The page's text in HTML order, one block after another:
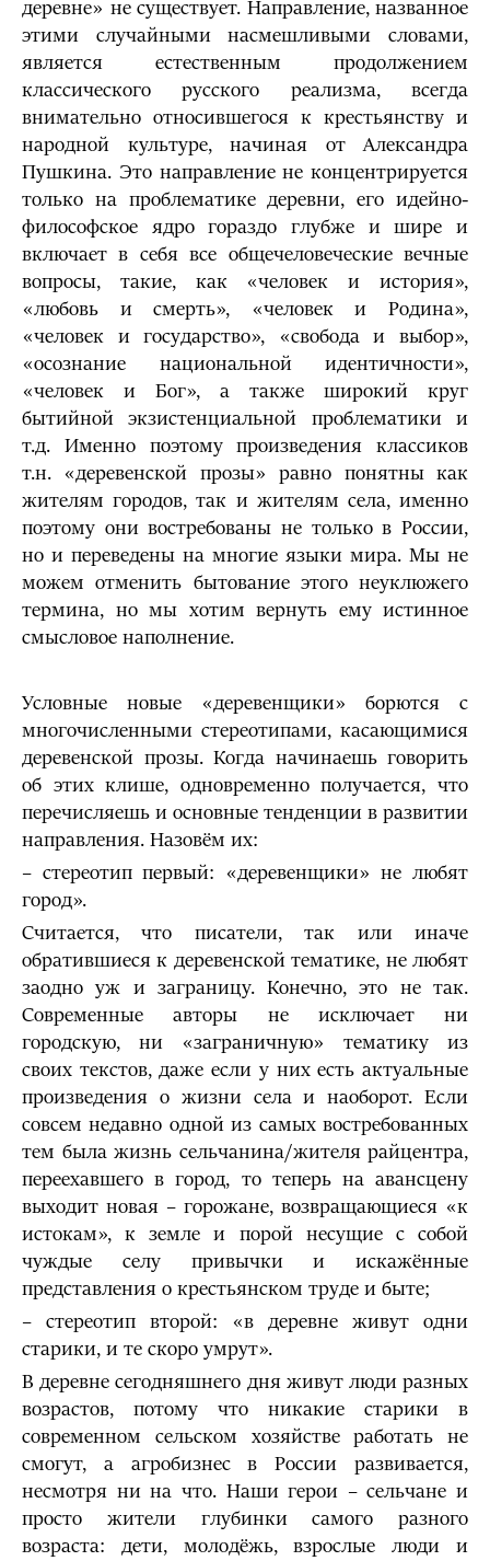
деревне» не существует. Направление, названное
этими случайными насмешливыми словами,
является естественным продолжением
классического русского реализма, всегда
внимательно относившегося к крестьянству и
народной культуре, начиная от Александра
Пушкина. Это направление не концентрируется
только на проблематике деревни, его идейно-
философское ядро гораздо глубже и шире и
включает в себя все общечеловеческие вечные
вопросы, такие, как «человек и история»,
«любовь и смерть», «человек и Родина»,
«человек и государство», «свобода и выбор»,
«осознание национальной идентичности»,
«человек и Бог», а также широкий круг
бытийной экзистенциальной проблематики и
т.д. Именно поэтому произведения классиков
т.н. «деревенской прозы» равно понятны как
жителям городов, так и жителям села, именно
поэтому они востребованы не только в России,
но и переведены на многие языки мира. Мы не
можем отменить бытование этого неуклюжего
термина, но мы хотим вернуть ему истинное
смысловое наполнение.
Условные новые «деревенщики» борются с
многочисленными стереотипами, касающимися
деревенской прозы. Когда начинаешь говорить
об этих клише, одновременно получается, что
перечисляешь и основные тенденции в развитии
направления. Назовём их:
– стереотип первый: «деревенщики» не любят
город».
Считается, что писатели, так или иначе
обратившиеся к деревенской тематике, не любят
заодно уж и заграницу. Конечно, это не так.
Современные авторы не исключает ни
городскую, ни «заграничную» тематику из
своих текстов, даже если у них есть актуальные
произведения о жизни села и наоборот. Если
совсем недавно одной из самых востребованных
тем была жизнь сельчанина/жителя райцентра,
переехавшего в город, то теперь на авансцену
выходит новая – горожане, возвращающиеся «к
истокам», к земле и порой несущие с собой
чуждые селу привычки и искажённые
представления о крестьянском труде и быте;
– стереотип второй: «в деревне живут одни
старики, и те скоро умрут».
В деревне сегодняшнего дня живут люди разных
возрастов, потому что никакие старики в
современном сельском хозяйстве работать не
смогут, а агробизнес в России развивается,
несмотря ни на что. Наши герои – сельчане и
просто жители глубинки самого разного
возраста: дети, молодёжь, взрослые люди и